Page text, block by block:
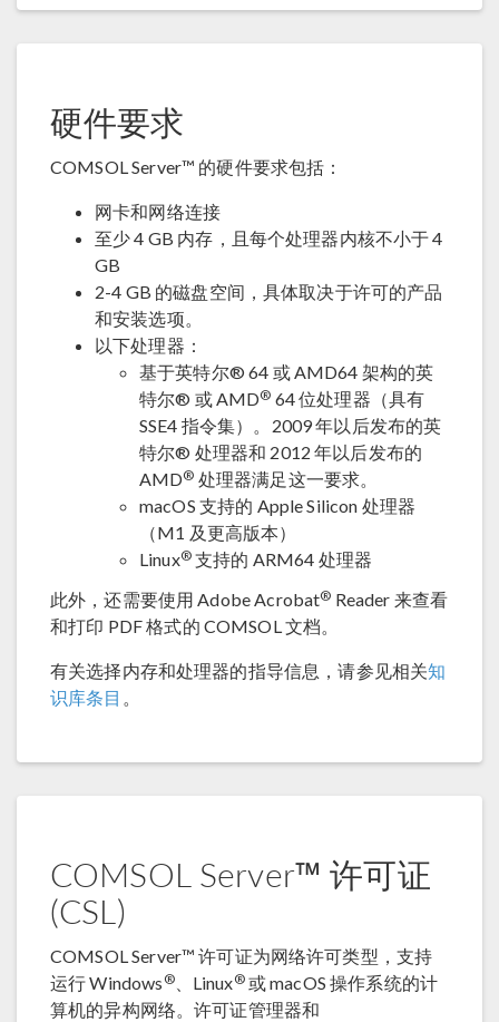
硬件要求
COMSOL Server™ 的硬件要求包括：
网卡和网络连接
至少 4 GB 内存，且每个处理器内核不小于 4
GB
2-4 GB 的磁盘空间，具体取决于许可的产品
和安装选项。
以下处理器：
基于英特尔® 64 或 AMD64 架构的英
特尔® 或 AMD® 64 位处理器（具有
SSE4 指令集）。2009 年以后发布的英
特尔® 处理器和 2012 年以后发布的
AMD® 处理器满足这一要求。
macOS 支持的 Apple Silicon 处理器
（M1 及更高版本）
Linux®支持的 ARM64 处理器
此外，还需要使用 Adobe Acrobat® Reader 来查看
和打印 PDF 格式的 COMSOL 文档。
有关选择内存和处理器的指导信息，请参见相关知
识库条目 。
COMSOL Server™ 许可证
(CSL)
COMSOL Server™ 许可证为网络许可类型，支持
运行 Windows ®、Linux®或 macOS 操作系统的计
算机的异构网络。许可证管理器和